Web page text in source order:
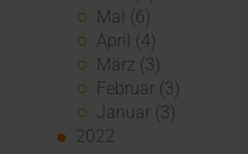
Mai (6)
April (4)
März (3)
Februar (3)
Januar (3)
2022